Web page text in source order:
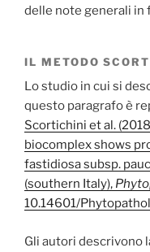
delle note generali in
IL METODO
Lo studio in cui si
questo paragrafo è
Scortichini et al.
biocomplex shows
fastidiosa subsp.
(southern Italy),
10.14601/
Gli autori descrivono